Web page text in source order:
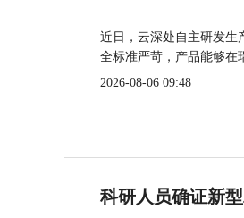
近日，云深处自主研发生
全标准严苛，产品能够在
2026-08-06 09:48
科研人员确证新